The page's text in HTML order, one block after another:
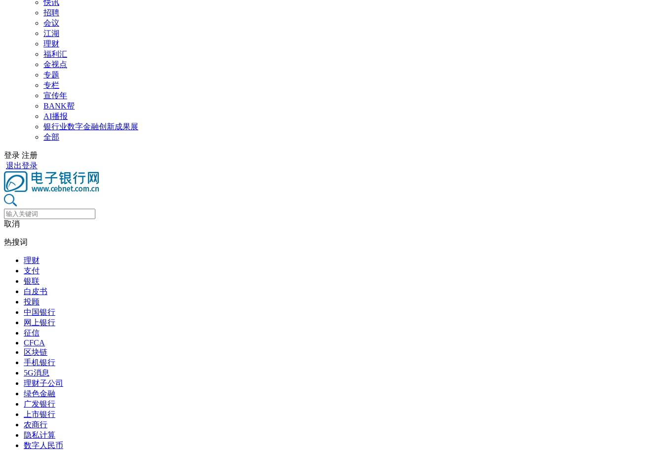
快讯
招聘
会议
江湖
理财
福利汇
金视点
专题
专栏
宣传年
BANK帮
AI播报
银行业数字金融创新成果展
全部
登录 注册
退出登录
取消
热搜词
理财
支付
银联
白皮书
投顾
中国银行
网上银行
征信
CFCA
区块链
手机银行
5G消息
理财子公司
绿色金融
广发银行
上市银行
农商行
隐私计算
数字人民币